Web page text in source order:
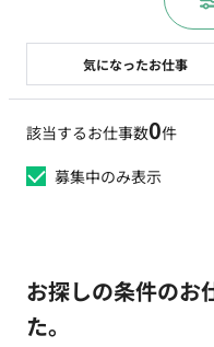
該当するお仕事数0件
募集中のみ表示
お探しの条件のお
た。
気になったお仕事